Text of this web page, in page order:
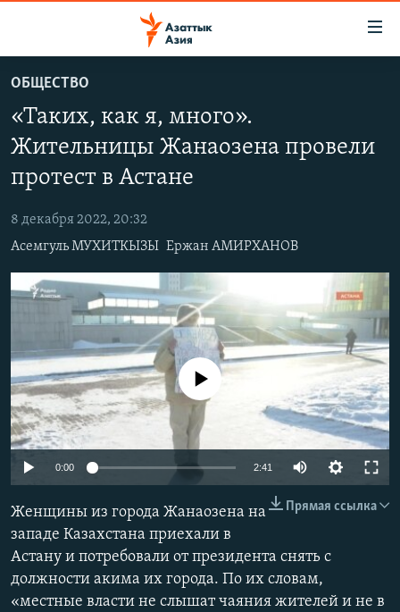
основному
содержанию
навигации
Вернутся
поиску
ЦЕНТРАЛЬНАЯ АЗИЯ
КАЗАХСТАН
ТАДЖИКИСТАН
НОВОСТИ
ВОЙНА В УКРАИНЕ
НА ДРУГИХ ЯЗЫКАХ
ҚАЗАҚША
КЫРГЫЗЧА
ЎЗБЕКЧА
ТОҶИКӢ
TÜRKMENÇE
ПОДПИШИТЕСЬ НА НАС В СОЦСЕТЯХ
Все сайты РСЕ/РС
ОБЩЕСТВО
«Таких, как я, много».
Жительницы Жанаозена провели
протест в Астане
8 декабря 2022, 20:32
Асемгуль МУХИТКЫЗЫ Ержан АМИРХАНОВ
Auto 360p
No media source currently available
0:00 2:41
480p
720p
Прямая ссылка
Женщины из города Жанаозена на
западе Казахстана приехали в
Астану и потребовали от президента снять с
должности акима их города. По их словам,
«местные власти не слышат чаяния жителей и не в